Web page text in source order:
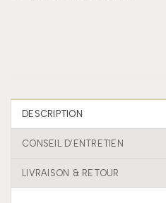
DESCRIPTION
CONSEIL D’ENTRETIEN
LIVRAISON & RETOUR